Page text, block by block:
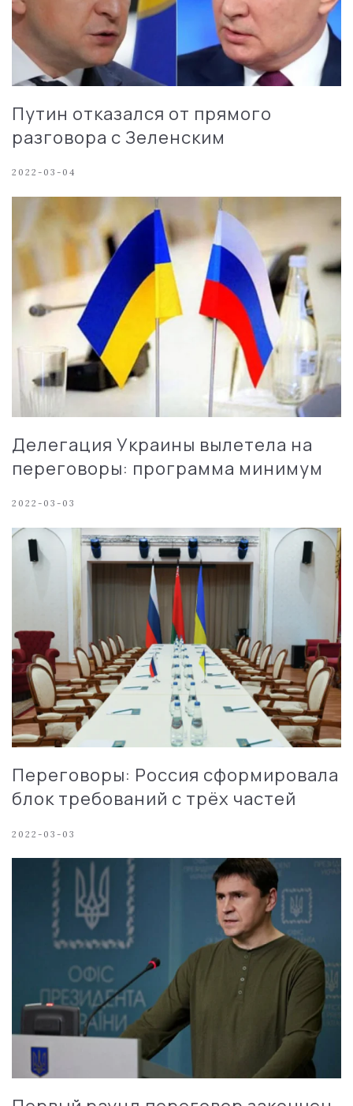
Путин отказался от прямого
разговора с Зеленским
2022-03-04
Делегация Украины вылетела на
переговоры: программа минимум
2022-03-03
Переговоры: Россия сформировала
блок требований с трёх частей
2022-03-03